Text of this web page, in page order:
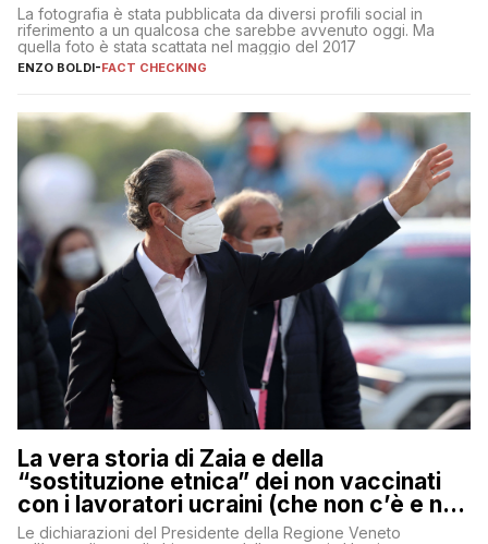
La fotografia è stata pubblicata da diversi profili social in
riferimento a un qualcosa che sarebbe avvenuto oggi. Ma
quella foto è stata scattata nel maggio del 2017
ENZO BOLDI-FACT CHECKING
La vera storia di Zaia e della
“sostituzione etnica” dei non vaccinati
con i lavoratori ucraini (che non c’è e non
ci sarà)
Le dichiarazioni del Presidente della Regione Veneto